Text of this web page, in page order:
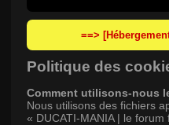
==>
Politique des
Comment utilisons-nous
Nous utilisons des fichiers
« DUCATI-MANIA | le